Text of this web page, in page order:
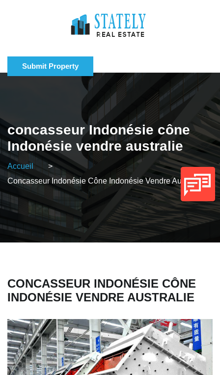
Submit Property
concasseur Indonésie cône
Indonésie vendre australie
Accueil
>
Concasseur Indonésie Cône Indonésie Vendre Australie
CONCASSEUR INDONÉSIE CÔNE
INDONÉSIE VENDRE AUSTRALIE